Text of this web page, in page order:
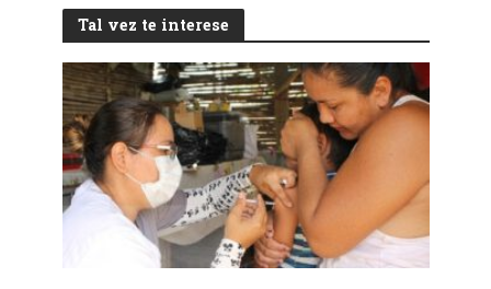
Tal vez te interese